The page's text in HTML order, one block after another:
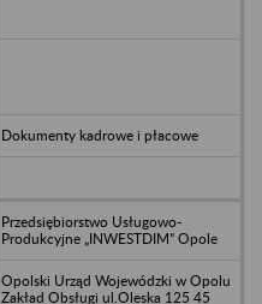
Dokumenty kadrowe i płacowe
Przedsiębiorstwo Usługowo-
Produkcyjne „INWESTDIM” Opole
Opolski Urząd Wojewódzki w Opolu
Zakład Obsługi ul.Oleska 125 45